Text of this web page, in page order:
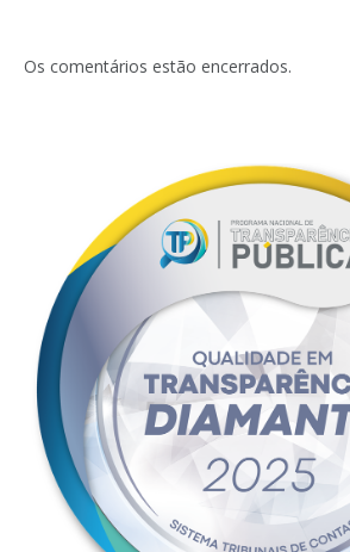
Os comentários estão encerrados.